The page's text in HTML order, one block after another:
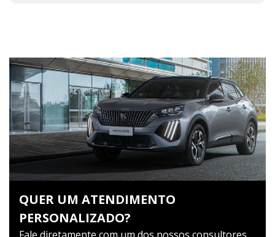
QUER UM ATENDIMENTO
PERSONALIZADO?
Fale diretamente com um dos nossos consultores